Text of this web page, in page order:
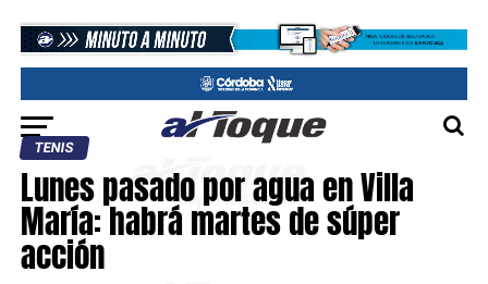
TENIS
Lunes pasado por agua en Villa
María: habrá martes de súper
acción